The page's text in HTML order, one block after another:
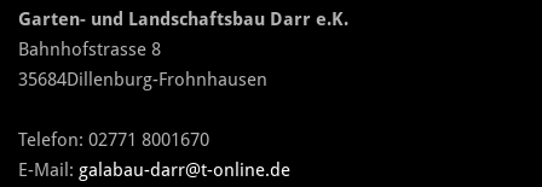
Garten- und Landschaftsbau Darr e.K.
Bahnhofstrasse 8
35684Dillenburg-Frohnhausen
Telefon: 02771 8001670
E-Mail: galabau-darr@t-online.de